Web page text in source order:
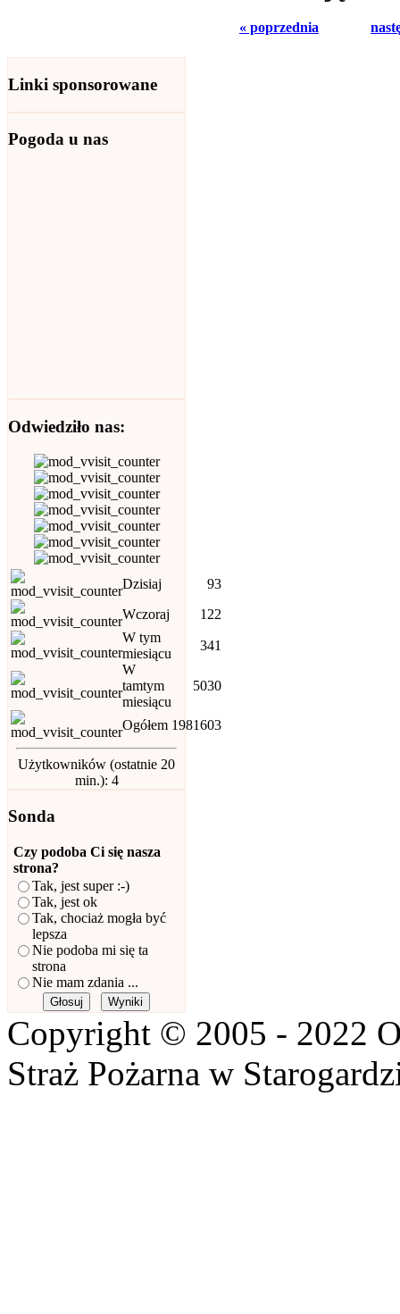
« poprzednia
Linki sponsorowane
Pogoda u nas
Odwiedziło nas:
Dzisiaj
93
Wczoraj
122
W tym
miesiącu
341
W
tamtym
miesiącu
5030
Ogółem 1981603
Użytkowników (ostatnie 20
min.): 4
Sonda
Czy podoba Ci się nasza
strona?
Tak, jest super :-)
Tak, jest ok
Tak, chociaż mogła być
lepsza
Nie podoba mi się ta
strona
Nie mam zdania ...
Copyright © 2005 - 2022
Straż Pożarna w